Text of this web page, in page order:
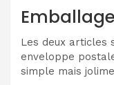
Les deux articles
enveloppe
simple mais